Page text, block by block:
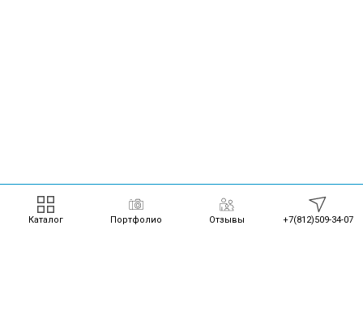
Каталог Портфолио Отзывы +7(812)509-34-07